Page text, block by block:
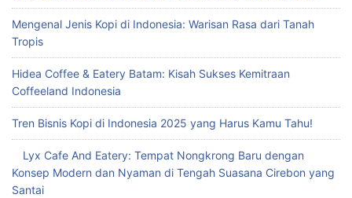
Mengenal Jenis Kopi di Indonesia: Warisan Rasa dari Tanah
Tropis
Hidea Coffee & Eatery Batam: Kisah Sukses Kemitraan
Coffeeland Indonesia
Tren Bisnis Kopi di Indonesia 2025 yang Harus Kamu Tahu!
Lyx Cafe And Eatery: Tempat Nongkrong Baru dengan
Konsep Modern dan Nyaman di Tengah Suasana Cirebon yang
Santai